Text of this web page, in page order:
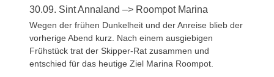
30.09. Sint Annaland –> Roompot Marina
Wegen der frühen Dunkelheit und der Anreise blieb der
vorherige Abend kurz. Nach einem ausgiebigen
Frühstück trat der Skipper-Rat zusammen und
entschied für das heutige Ziel Marina Roompot.